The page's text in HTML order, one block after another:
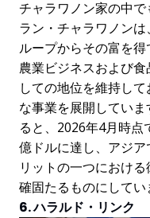
チャラワノン家の中
ラン・チャラワノン
ループからその富を
農業ビジネスおよび
しての地位を維持し
な事業を展開してい
ると、2026年4月時点
億ドルに達し、アジ
リットの一つにおけ
確固たるものにしてい
6. ハラルド・リンク